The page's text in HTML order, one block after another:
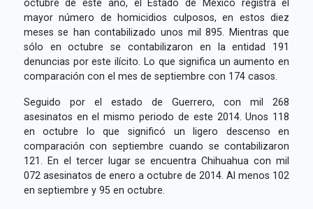
octubre de este año, el Estado de México registra el
mayor número de homicidios culposos, en estos diez
meses se han contabilizado unos mil 895. Mientras que
sólo en octubre se contabilizaron en la entidad 191
denuncias por este ilícito. Lo que significa un aumento en
comparación con el mes de septiembre con 174 casos.
Seguido por el estado de Guerrero, con mil 268
asesinatos en el mismo periodo de este 2014. Unos 118
en octubre lo que significó un ligero descenso en
comparación con septiembre cuando se contabilizaron
121. En el tercer lugar se encuentra Chihuahua con mil
072 asesinatos de enero a octubre de 2014. Al menos 102
en septiembre y 95 en octubre.